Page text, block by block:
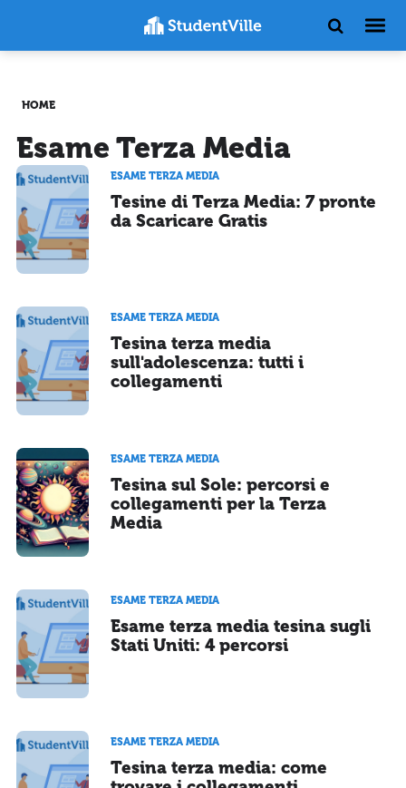
HOME
Esame Terza Media
ESAME TERZA MEDIA
Tesine di Terza Media: 7 pronte
da Scaricare Gratis
ESAME TERZA MEDIA
Tesina terza media
sull'adolescenza: tutti i
collegamenti
ESAME TERZA MEDIA
Tesina sul Sole: percorsi e
collegamenti per la Terza
Media
ESAME TERZA MEDIA
Esame terza media tesina sugli
Stati Uniti: 4 percorsi
ESAME TERZA MEDIA
Tesina terza media: come